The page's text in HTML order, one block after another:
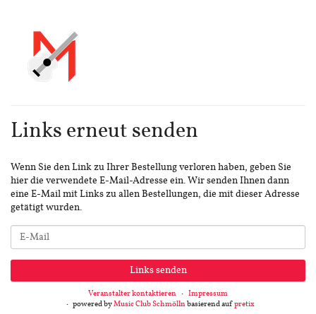
Links erneut senden
Wenn Sie den Link zu Ihrer Bestellung verloren haben, geben Sie
hier die verwendete E-Mail-Adresse ein. Wir senden Ihnen dann
eine E-Mail mit Links zu allen Bestellungen, die mit dieser Adresse
getätigt wurden.
E-
Links senden
Veranstalter kontaktieren
Impressum
powered byMusic Club Schmöllnbasierend aufpretix